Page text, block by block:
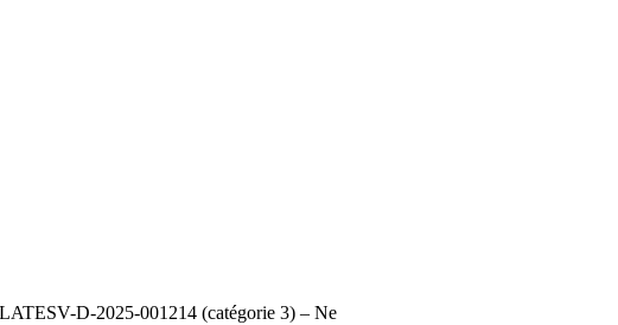
D-2025-001214 (catégorie 3) – Ne